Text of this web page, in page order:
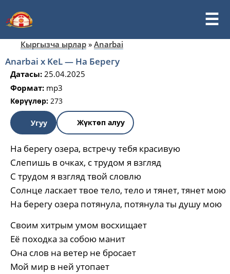
Кыргызча ырлар » Anarbai
Anarbai х KeL — На Берегу
Датасы: 25.04.2025
Формат: mp3
Көрүүлөр: 273
Угуу Жүктөп алуу
На берегу озера, встречу тебя красивую
Слепишь в очках, с трудом я взгляд
С трудом я взгляд твой словлю
Солнце ласкает твое тело, тело и тянет, тянет мою
На берегу озера потянула, потянула ты душу мою
Своим хитрым умом восхищает
Её походка за собою манит
Она слов на ветер не бросает
Мой мир в ней утопает